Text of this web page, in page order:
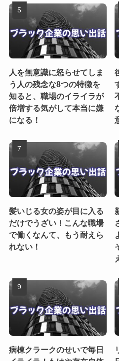
人を無意識に怒らせてしま
う人の残念な8つの特徴を
知ると、職場のイライラが
倍増する気がして本当に嫌
になる！
髪いじる女の姿が目に入る
だけでうざい！こんな職場
で働くなんて、もう耐えら
れない！
病棟クラークのせいで毎日